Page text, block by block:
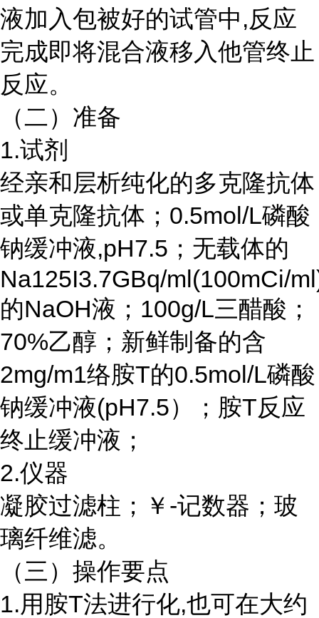
液加入包被好的试管中,反应
完成即将混合液移入他管终止
反应。
（二）准备
1.试剂
经亲和层析纯化的多克隆抗体
或单克隆抗体； 0.5mol/L磷酸
钠缓冲液,pH7.5；无载体的
Na125I3.7GBq/ml(100mCi/
的NaOH液；100g/L三醋酸；
70%乙醇；新鲜制备的含
2mg/m1络胺T的0.5mol/L磷酸
钠缓冲液(pH7.5）；胺T反应
终止缓冲液；
2.仪器
凝胶过滤柱；￥ -记数器；玻
璃纤维滤。
（三）操作要点
1.用胺T法进行化,也可在大约